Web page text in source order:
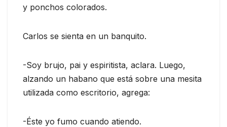
y ponchos colorados.
Carlos se sienta en un banquito.
-Soy brujo, pai y espiritista, aclara. Luego,
alzando un habano que está sobre una mesita
utilizada como escritorio, agrega:
-Éste yo fumo cuando atiendo.